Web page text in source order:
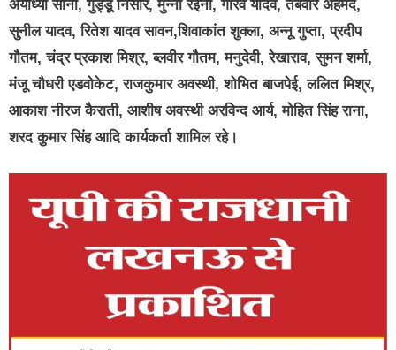
अयोध्या सोनी, गुड्डू निसार, मुन्ना रइनी, गौरव यादव, तबवीर अहमद,
सुनील यादव, रितेश यादव सावन,शिवाकांत शुक्ला, अन्नू गुप्ता, प्रदीप
गौतम, चंद्र प्रकाश मिश्र, ब्लवीर गौतम, मनुदेवी, रेखाराव, सुमन शर्मा,
मंजू चौधरी एडवोकेट, राजकुमार अवस्थी, शोभित बाजपेई, ललित मिश्र,
आकाश नीरज कैराती, आशीष अवस्थी अरविन्द आर्य, मोहित सिंह राना,
शरद कुमार सिंह आदि कार्यकर्ता शामिल रहे।